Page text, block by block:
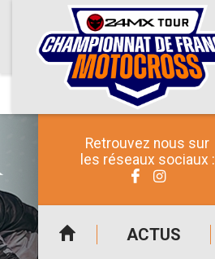
Retrouvez nous sur
les réseaux sociaux :
ACTUS